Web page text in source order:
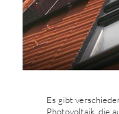
Es gibt
Photovoltaik, die